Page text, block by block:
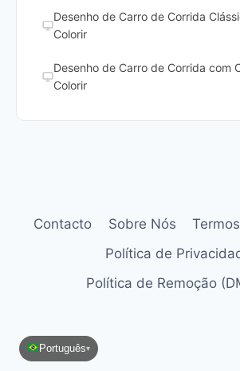
Desenho de Carro de Corrida
Colorir
Desenho de Carro de Corrida com
Colorir
Contacto Sobre Nós
Política de
Política de Remoção
Português▾